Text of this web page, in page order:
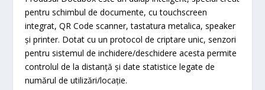
pentru schimbul de documente, cu touchscreen
integrat, QR Code scanner, tastatura metalica, speaker
și printer. Dotat cu un protocol de criptare unic, senzori
pentru sistemul de inchidere/deschidere acesta permite
controlul de la distanță și date statistice legate de
numărul de utilizări/locație.